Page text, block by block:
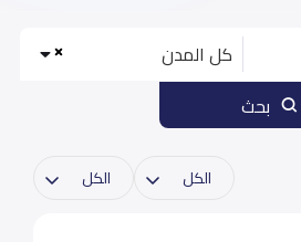
كل المدن